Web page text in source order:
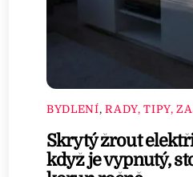
BYDLENÍ,RADY, TIPY,
Skrytý žrout
když je vypnutý,